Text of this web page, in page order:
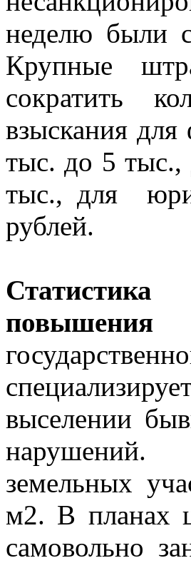
неделю были
Крупные
сократить
взыскания для
тыс. до 5
тыс., для
рублей.
повышения
выселении
нарушений.
земельных
м2. В планах
самовольно